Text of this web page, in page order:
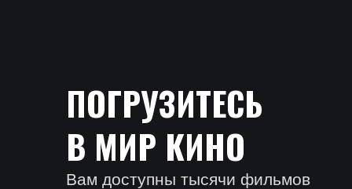
Вам доступны тысячи фильмов
ПОГРУЗИТЕСЬ
В МИР КИНО